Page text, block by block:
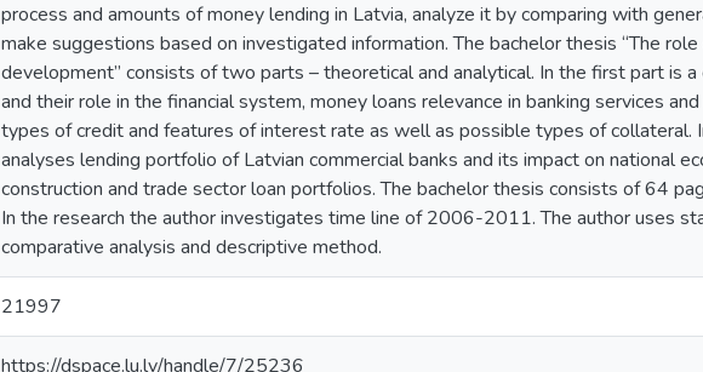
process and amounts of money lending in Latvia, analyze it by comparing with
make suggestions based on investigated information. The bachelor thesis “The
development” consists of two parts – theoretical and analytical. In the first part is
and their role in the financial system, money loans relevance in banking services
types of credit and features of interest rate as well as possible types of collateral.
analyses lending portfolio of Latvian commercial banks and its impact on national
construction and trade sector loan portfolios. The bachelor thesis consists of 64
In the research the author investigates time line of 2006-2011. The author uses
comparative analysis and descriptive method.
21997
https://dspace.lu.lv/handle/7/25236